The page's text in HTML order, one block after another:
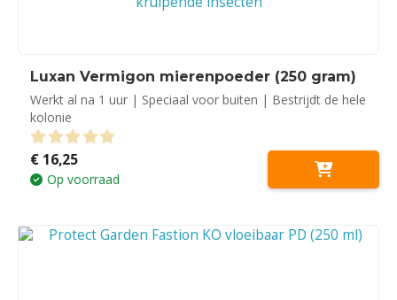
Luxan Vermigon mierenpoeder (250 gram)
Werkt al na 1 uur | Speciaal voor buiten | Bestrijdt de hele
kolonie
0 out of 5
€ 16,25
Op voorraad